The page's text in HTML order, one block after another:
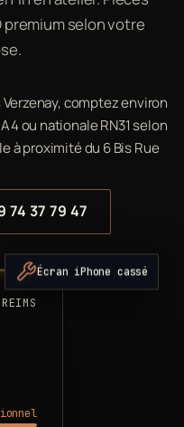
premium selon votre
comptez environ
ou nationale RN31 selon
à proximité du 6 Bis Rue
74 37 79 47
Écran iPhone cassé